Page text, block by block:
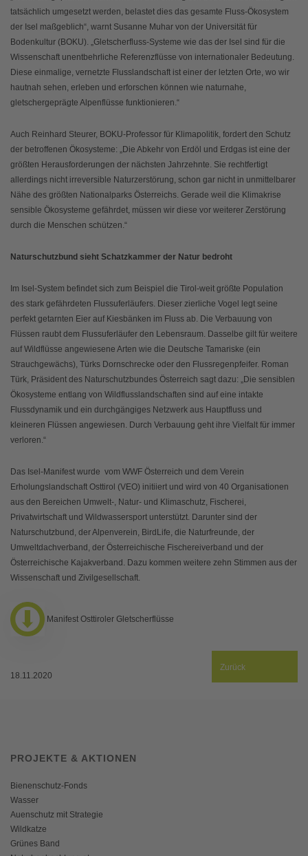
tatsächlich umgesetzt werden, belastet dies das gesamte Fluss-Ökosystem
der Isel maßgeblich“, warnt Susanne Muhar von der Universität für
Bodenkultur (BOKU). „Gletscherfluss-Systeme wie das der Isel sind für die
Wissenschaft unentbehrliche Referenzflüsse von internationaler Bedeutung.
Diese einmalige, vernetzte Flusslandschaft ist einer der letzten Orte, wo wir
hautnah sehen, erleben und erforschen können wie naturnahe,
gletschergeprägte Alpenflüsse funktionieren.“
Auch Reinhard Steurer, BOKU-Professor für Klimapolitik, fordert den Schutz
der betroffenen Ökosysteme: „Die Abkehr von Erdöl und Erdgas ist eine der
größten Herausforderungen der nächsten Jahrzehnte. Sie rechtfertigt
allerdings nicht irreversible Naturzerstörung, schon gar nicht in unmittelbarer
Nähe des größten Nationalparks Österreichs. Gerade weil die Klimakrise
sensible Ökosysteme gefährdet, müssen wir diese vor weiterer Zerstörung
durch die Menschen schützen.“
Naturschutzbund sieht Schatzkammer der Natur bedroht
Im Isel-System befindet sich zum Beispiel die Tirol-weit größte Population
des stark gefährdeten Flussuferläufers. Dieser zierliche Vogel legt seine
perfekt getarnten Eier auf Kiesbänken im Fluss ab. Die Verbauung von
Flüssen raubt dem Flussuferläufer den Lebensraum. Dasselbe gilt für weitere
auf Wildflüsse angewiesene Arten wie die Deutsche Tamariske (ein
Strauchgewächs), Türks Dornschrecke oder den Flussregenpfeifer. Roman
Türk, Präsident des Naturschutzbundes Österreich sagt dazu: „Die sensiblen
Ökosysteme entlang von Wildflusslandschaften sind auf eine intakte
Flussdynamik und ein durchgängiges Netzwerk aus Hauptfluss und
kleineren Flüssen angewiesen. Durch Verbauung geht ihre Vielfalt für immer
verloren.“
Das Isel-Manifest wurde vom WWF Österreich und dem Verein
Erholungslandschaft Osttirol (VEO) initiiert und wird von 40 Organisationen
aus den Bereichen Umwelt-, Natur- und Klimaschutz, Fischerei,
Privatwirtschaft und Wildwassersport unterstützt. Darunter sind der
Naturschutzbund, der Alpenverein, BirdLife, die Naturfreunde, der
Umweltdachverband, der Österreichische Fischereiverband und der
Österreichische Kajakverband. Dazu kommen weitere zehn Stimmen aus der
Wissenschaft und Zivilgesellschaft.
Manifest Osttiroler Gletscherflüsse
18.11.2020
Zurück
PROJEKTE & AKTIONEN
Bienenschutz-Fonds
Wasser
Auenschutz mit Strategie
Wildkatze
Grünes Band